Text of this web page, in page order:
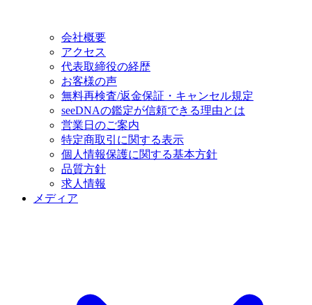
会社概要
アクセス
代表取締役の経歴
お客様の声
無料再検査/返金保証・キャンセル規定
seeDNAの鑑定が信頼できる理由とは
営業日のご案内
特定商取引に関する表示
個人情報保護に関する基本方針
品質方針
求人情報
メディア